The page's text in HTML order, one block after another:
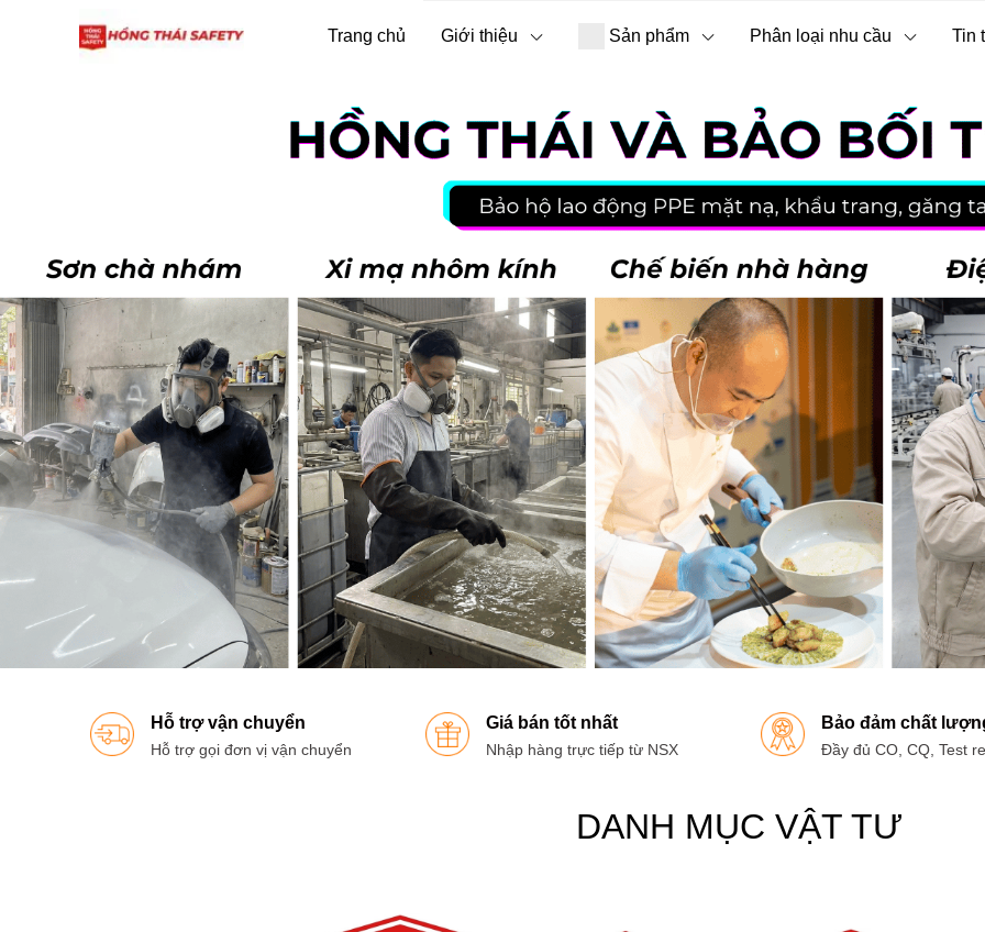
Trang chủ Giới thiệu Sản phẩm Phân loại nhu cầu Tin
Hỗ trợ vận chuyển
Hỗ trợ gọi đơn vị vận chuyển
Giá bán tốt nhất
Nhập hàng trực tiếp từ NSX
Bảo đảm chất
Đầy đủ CO, CQ, Test
DANH MỤC VẬT TƯ